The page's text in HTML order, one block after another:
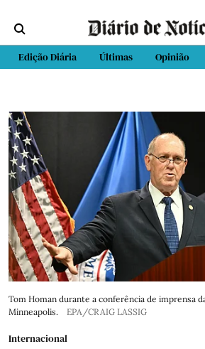
Edição Diária Últimas Opinião
Tom Homan durante a conferência de imprensa
Minneapolis.
EPA/CRAIG LASSIG
Internacional